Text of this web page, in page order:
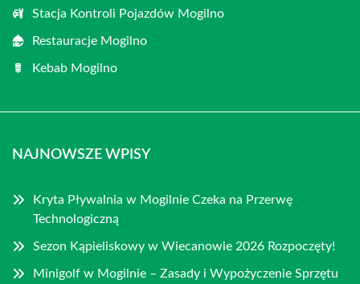
Stacja Kontroli Pojazdów Mogilno
Restauracje Mogilno
Kebab Mogilno
NAJNOWSZE WPISY
Kryta Pływalnia w Mogilnie Czeka na Przerwę
Technologiczną
Sezon Kąpieliskowy w Wiecanowie 2026 Rozpoczęty!
Minigolf w Mogilnie – Zasady i Wypożyczenie Sprzętu